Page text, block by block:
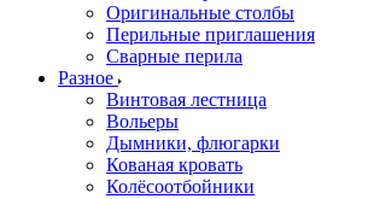
Оригинальные столбы
Перильные приглашения
Сварные перила
Разное
Винтовая лестница
Вольеры
Дымники, флюгарки
Кованая кровать
Колёсоотбойники